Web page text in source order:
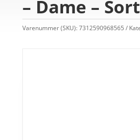
– Dame –
Varenummer (SKU):7312590968565